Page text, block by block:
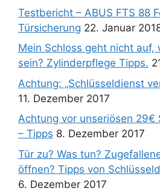
Testbericht – ABUS FTS 88
Türsicherung 22. Januar
Mein Schloss geht nicht auf,
sein? Zylinderpflege Tipps.
Achtung: „Schlüsseldienst
11. Dezember 2017
Achtung vor unseriösen 29€
– Tipps 8. Dezember 2017
Tür zu? Was tun?
öffnen? Tipps von
6. Dezember 2017